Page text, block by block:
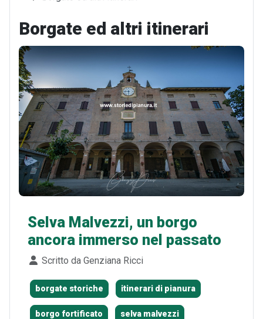
Borgate ed altri itinerari
Selva Malvezzi, un borgo
ancora immerso nel passato
Dettagli
Scritto da Genziana Ricci
borgate storiche itinerari di pianura
borgo fortificato selva malvezzi